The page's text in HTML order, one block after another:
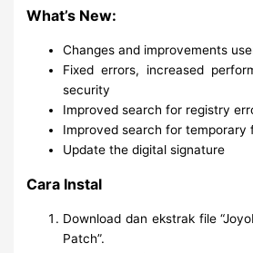
What’s New:
Changes and improvements
Fixed errors, increased
security
Improved search for registry
Improved search for temporary
Update the digital signature
Cara Instal
Download dan ekstrak file
Patch”.